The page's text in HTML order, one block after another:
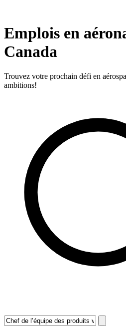
Emplois en
Canada
Trouvez votre prochain défi en
ambitions!